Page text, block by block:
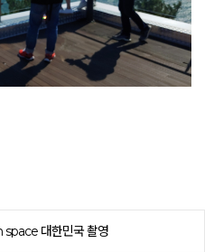
space 대한민국 촬영